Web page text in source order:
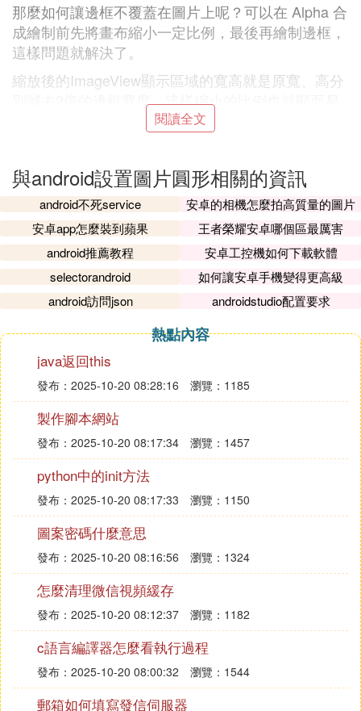
那麼如何讓邊框不覆蓋在圖片上呢？可以在 Alpha 合
成繪制前先將畫布縮小一定比例，最後再繪制邊框，
這樣問題就解決了。
縮放後的ImageView顯示區域的寬高就是原寬、高分
別減去2倍的邊框寬度，這樣縮小的比例也就顯而易
見了。效果如下，左下角的花盆出來了：
制，當制定了遮罩顏色時才會繪制，實現很簡單：
例如加一個透明度30%的紅色遮罩後的效果：
核心的實現邏輯就這些了，剩下的就是自定義屬性和
方法了，有興趣的可以看源碼
，都很簡單，希望對你
有所幫助吧！
更多細節及用法見GitHub： https://github.com/SheH
uan/NiceImageView
如果你需要實現類似釘釘的圓形組合頭像，例如：
❷ 手機如何把照片做成圓形
使用手機把照片做成圓形的基或尺方式，可以通過使
用美圖秀秀進行實現，讓我來具體演搏高示怎麼進行
操作:
（參考環境: 手機型號:OPPOK9, 手機系統:Android1
1 ,ColorOSV11.1 APP版本:美圖秀秀9.8）
1.打開手機里的美圖秀秀後，點擊【圖片美化】。
這就是手機照片做成的圓形方法，如果還有更加便捷
的方式，歡迎評論框留言交流😄。
❸ android 如何把正方形圖片顯示圓形
Android應用開發中，很多頭像都要求顯示成圓形
的，這就可以使用android的canvas、paint這些類來
進行設置圓形，先設置paint的樣式為圓形，然後把你
閱讀全文
與android設置圖片圓形相關的資訊
android不死service
安卓的相機怎麼拍高質量的圖片
安卓app怎麼裝到蘋果
王者榮耀安卓哪個區最厲害
android推薦教程
安卓工控機如何下載軟體
selectorandroid
如何讓安卓手機變得更高級
android訪問json
androidstudio配置要求
熱點內容
java返回this
發布：2025-10-20 08:28:16 瀏覽：1185
製作腳本網站
發布：2025-10-20 08:17:34 瀏覽：1457
python中的init方法
發布：2025-10-20 08:17:33 瀏覽：1150
圖案密碼什麼意思
發布：2025-10-20 08:16:56 瀏覽：1324
怎麼清理微信視頻緩存
發布：2025-10-20 08:12:37 瀏覽：1182
c語言編譯器怎麼看執行過程
發布：2025-10-20 08:00:32 瀏覽：1544
郵箱如何填寫發信伺服器